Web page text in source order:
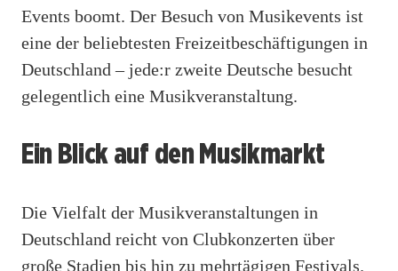
Events boomt. Der Besuch von Musikevents ist
eine der beliebtesten Freizeitbeschäftigungen in
Deutschland – jede:r zweite Deutsche besucht
gelegentlich eine Musikveranstaltung.
Ein Blick auf den Musikmarkt
Die Vielfalt der Musikveranstaltungen in
Deutschland reicht von Clubkonzerten über
große Stadien bis hin zu mehrtägigen Festivals.